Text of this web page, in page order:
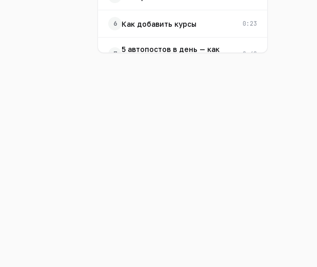
6 Как добавить курсы 0:23
7
5 автопостов в день — как
0:48